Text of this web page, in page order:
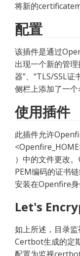
将新的
配置
该插件是通过
出现一个新的管
器”、“TLS/SSL
侧栏上添加了一个
使用插件
此插件允许
）中的文件更改
PEM编码的证书
安装在Openfire身
Let's
如上所述，目录
Certbot生成的定